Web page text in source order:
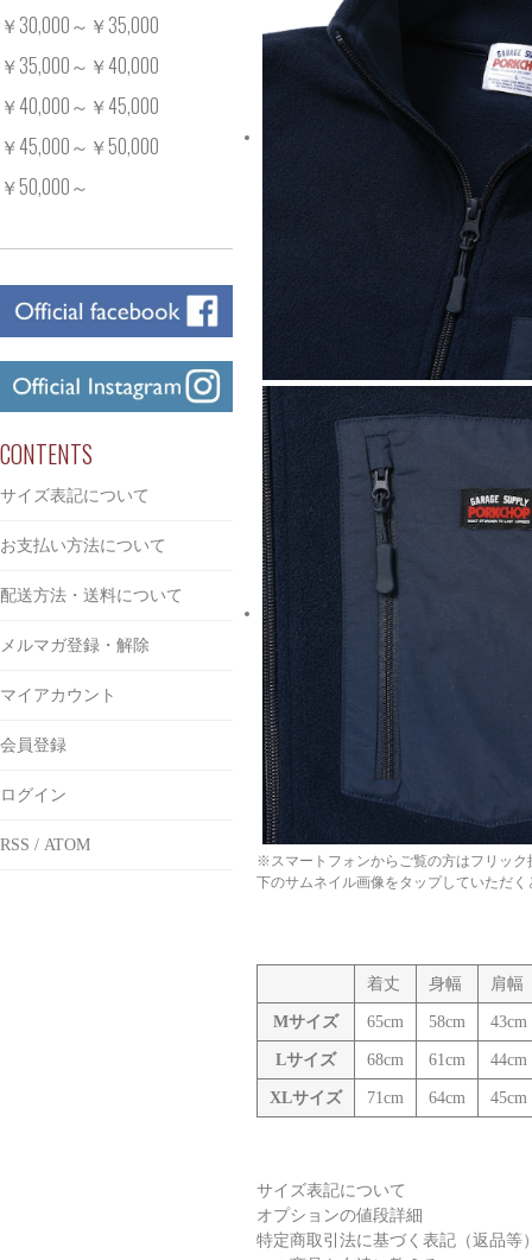
※スマートフォンからご覧の方はフリック
下のサムネイル画像をタップしていただ
着丈 身幅 肩幅
Mサイズ 65cm 58cm 43cm
Lサイズ 68cm 61cm 44cm
XLサイズ 71cm 64cm 45cm
サイズ表記について
オプションの値段詳細
特定商取引法に基づく表記（返品等
￥30,000～￥35,000
￥35,000～￥40,000
￥40,000～￥45,000
￥45,000～￥50,000
￥50,000～
CONTENTS
サイズ表記について
お支払い方法について
配送方法・送料について
メルマガ登録・解除
マイアカウント
会員登録
ログイン
RSS / ATOM